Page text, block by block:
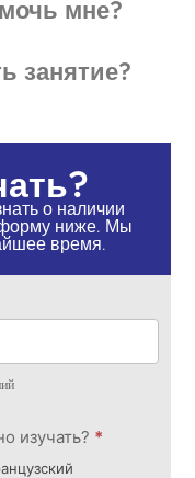
мне?
занятие?
о наличии
форму ниже. Мы
время.
изучать? *